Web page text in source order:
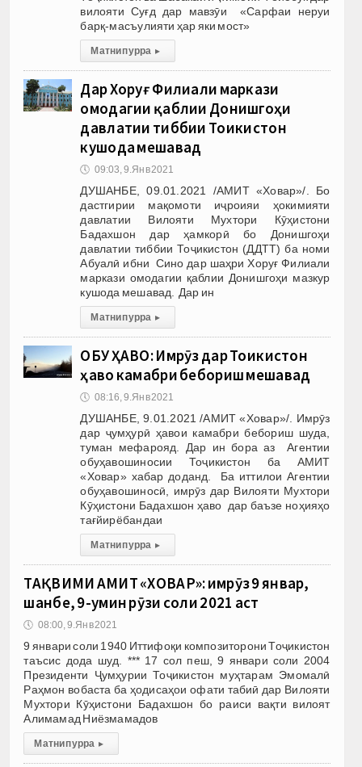
вилояти Суғд дар мавзӯи «Сарфаи неруи
барқ-масъулияти ҳар яки мост»
Матни пурра ▸
Дар Хоруғ Филиали маркази
омодагии қаблии Донишгоҳи
давлатии тиббии Тоҷикистон
кушода мешавад
🕔 09:03, 9.Янв 2021
ДУШАНБЕ, 09.01.2021 /АМИТ «Ховар»/. Бо
дастгирии мақомоти иҷроияи ҳокимияти
давлатии Вилояти Мухтори Кӯҳистони
Бадахшон дар ҳамкорӣ бо Донишгоҳи
давлатии тиббии Тоҷикистон (ДДТТ) ба номи
Абуалӣ ибни Сино дар шаҳри Хоруғ Филиали
маркази омодагии қаблии Донишгоҳи мазкур
кушода мешавад. Дар ин
Матни пурра ▸
ОБУ ҲАВО: Имрӯз дар Тоҷикистон
ҳаво камабри бебориш мешавад
🕔 08:16, 9.Янв 2021
ДУШАНБЕ, 9.01.2021 /АМИТ «Ховар»/. Имрӯз
дар ҷумҳурӣ ҳавои камабри бебориш шуда,
туман мефарояд. Дар ин бора аз Агентии
обуҳавошиносии Тоҷикистон ба АМИТ
«Ховар» хабар доданд. Ба иттилои Агентии
обуҳавошиносӣ, имрӯз дар Вилояти Мухтори
Кӯҳистони Бадахшон ҳаво дар баъзе ноҳияҳо
тағйирёбандаи
Матни пурра ▸
ТАҚВИМИ АМИТ «ХОВАР»: имрӯз 9 январ,
шанбе, 9-умин рӯзи соли 2021 аст
🕔 08:00, 9.Янв 2021
9 январи соли 1940 Иттифоқи композиторони Тоҷикистон
таъсис дода шуд. *** 17 сол пеш, 9 январи соли 2004
Президенти Ҷумҳурии Тоҷикистон муҳтарам Эмомалӣ
Раҳмон вобаста ба ҳодисаҳои офати табиӣ дар Вилояти
Мухтори Кӯҳистони Бадахшон бо раиси вақти вилоят
Алимамад Ниёзмамадов
Матни пурра ▸